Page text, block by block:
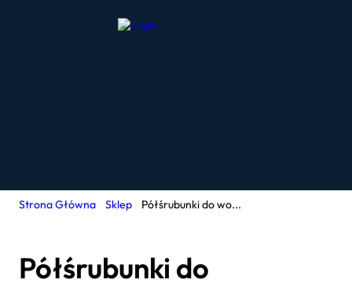
Strona Główna Sklep Półśrubunki do wo...
Półśrubunki do